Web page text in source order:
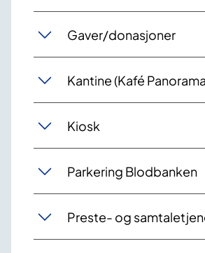
Gaver/donasjoner
Kantine (Kafé
Kiosk
Parkering Blodbanken
Preste- og